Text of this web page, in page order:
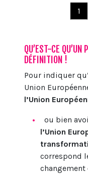
1
QU’EST-CE
DÉFINITION !
Pour indiquer
Union
l’Union
ou bien
l’Union
correspond